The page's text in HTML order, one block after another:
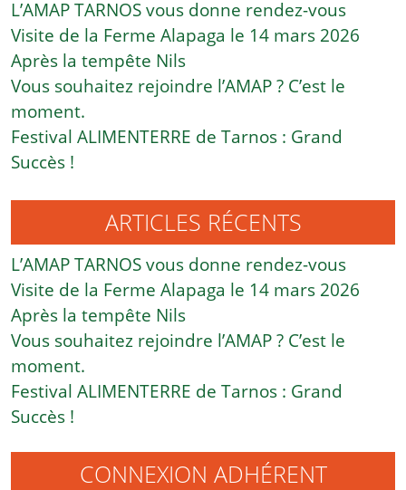
L’AMAP TARNOS vous donne rendez-vous
Visite de la Ferme Alapaga le 14 mars 2026
Après la tempête Nils
Vous souhaitez rejoindre l’AMAP ? C’est le
moment.
Festival ALIMENTERRE de Tarnos : Grand
Succès !
ARTICLES RÉCENTS
L’AMAP TARNOS vous donne rendez-vous
Visite de la Ferme Alapaga le 14 mars 2026
Après la tempête Nils
Vous souhaitez rejoindre l’AMAP ? C’est le
moment.
Festival ALIMENTERRE de Tarnos : Grand
Succès !
CONNEXION ADHÉRENT